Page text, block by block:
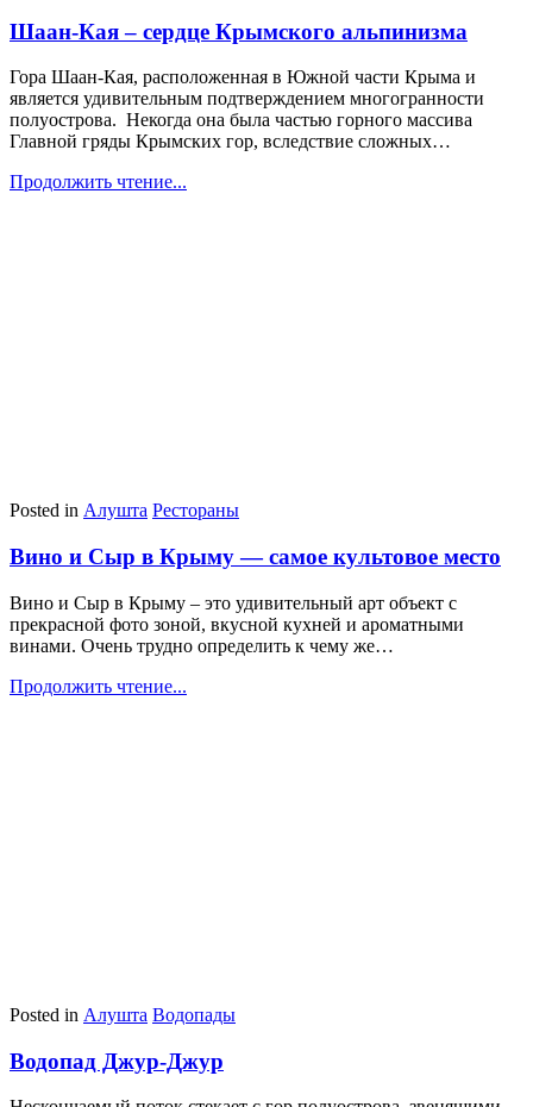
Шаан-Кая – сердце Крымского альпинизма
Гора Шаан-Кая, расположенная в Южной части Крыма и
является удивительным подтверждением многогранности
полуострова. Некогда она была частью горного массива
Главной гряды Крымских гор, вследствие сложных…
Продолжить чтение...
Posted in Алушта Рестораны
Вино и Cыр в Крыму — самое культовое место
Вино и Cыр в Крыму – это удивительный арт объект с
прекрасной фото зоной, вкусной кухней и ароматными
винами. Очень трудно определить к чему же…
Продолжить чтение...
Posted in Алушта Водопады
Водопад Джур-Джур